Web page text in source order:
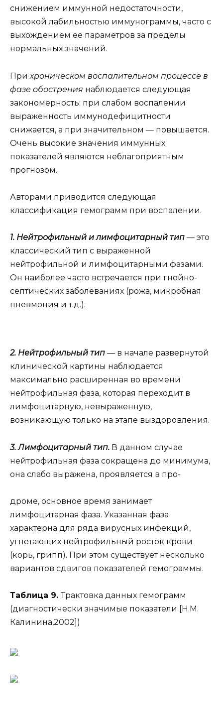
снижением иммунной недостаточности,
высокой лабильностью иммунограммы, часто с
выхождением ее параметров за пределы
нормальных значений.
При хроническом воспалительном процессе в
фазе обострения наблюдается следующая
закономерность: при слабом воспалении
выраженность иммунодефицитности
снижается, а при значительном — повышается.
Очень высокие значения иммунных
показателей являются неблагоприятным
прогнозом.
Авторами приводится следующая
классификация гемограмм при воспалении.
1. Нейтрофильный и лимфоцитарный тип — это
классический тип с выраженной
нейтрофильной и лимфоцитарными фазами.
Он наиболее часто встречается при гнойно-
септических заболеваниях (рожа, микробная
пневмония и т.д.).
2. Нейтрофильный тип — в начале развернутой
клинической картины наблюдается
максимально расширенная во времени
нейтрофильная фаза, которая переходит в
лимфоцитарную, невыраженную,
возникающую только на этапе выздоровления.
3. Лимфоцитарный тип. В данном случае
нейтрофильная фаза сокращена до минимума,
она слабо выражена, проявляется в про-
дроме, основное время занимает
лимфоцитарная фаза. Указанная фаза
характерна для ряда вирусных инфекций,
угнетающих нейтрофильный росток крови
(корь, грипп). При этом существует несколько
вариантов сдвигов показателей гемограммы.
Таблица 9.Трактовка данных гемограмм
(диагностически значимые показатели [Н.М.
Калинина,2002])